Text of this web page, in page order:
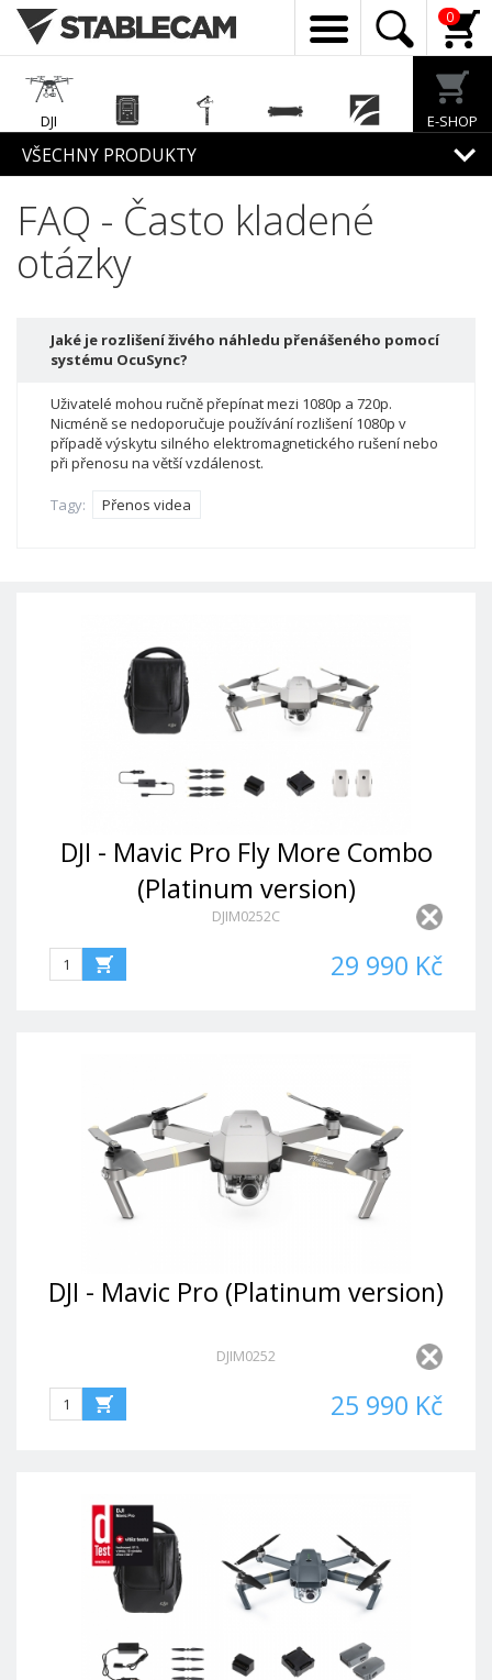
0
E-SHOP
DJI
Enterprise
Mirfak
Audio
VŠECHNY PRODUKTY
FAQ - Často kladené
otázky
Jaké je rozlišení živého náhledu přenášeného pomocí
systému OcuSync?
Uživatelé mohou ručně přepínat mezi 1080p a 720p.
Nicméně se nedoporučuje používání rozlišení 1080p v
případě výskytu silného elektromagnetického rušení nebo
při přenosu na větší vzdálenost.
Tagy: Přenos videa
DJI - Mavic Pro Fly More Combo
(Platinum version)
DJIM0252C
29 990 Kč
DJI - Mavic Pro (Platinum version)
DJIM0252
25 990 Kč